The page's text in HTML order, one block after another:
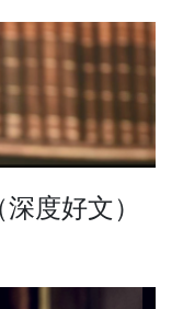
度好文）